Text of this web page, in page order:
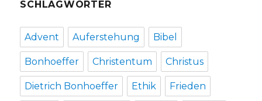
SCHLAGWÖRTER
Advent Auferstehung Bibel
Bonhoeffer Christentum Christus
Dietrich Bonhoeffer Ethik Frieden